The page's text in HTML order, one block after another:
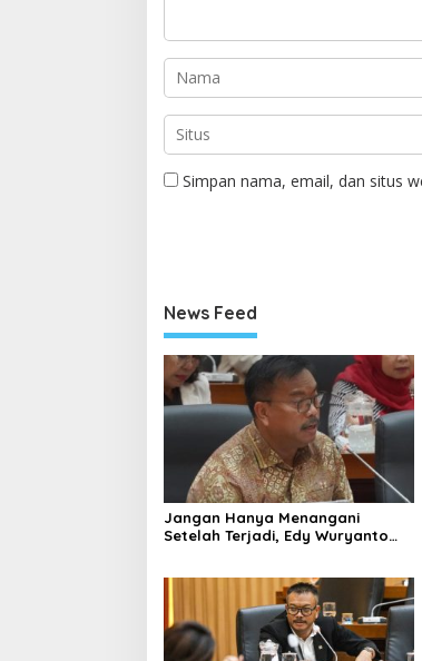
Simpan nama, email, dan situs
News Feed
Jangan Hanya Menangani
Setelah Terjadi, Edy Wuryanto